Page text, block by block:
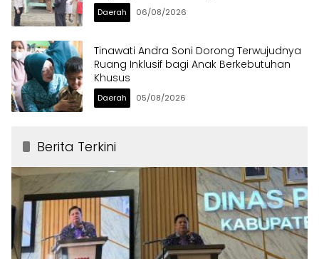
Daerah 06/08/2026
Tinawati Andra Soni Dorong Terwujudnya
Ruang Inklusif bagi Anak Berkebutuhan
Khusus
Daerah 05/08/2026
Berita Terkini